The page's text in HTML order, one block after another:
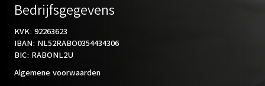
Bedrijfsgegevens
KVK: 92263623
IBAN: NL52RABO0354434306
BIC: RABONL2U
Algemene voorwaarden